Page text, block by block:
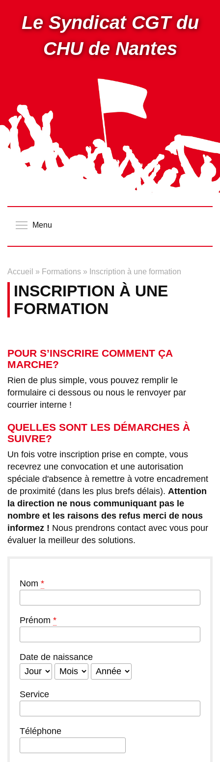
contenuLe Syndicat CGT du
CHU de Nantes
Menu
Accueil » Formations » Inscription à une formation
INSCRIPTION À UNE
FORMATION
POUR S’INSCRIRE COMMENT ÇA
MARCHE?
Rien de plus simple, vous pouvez remplir le
formulaire ci dessous ou nous le renvoyer par
courrier interne !
QUELLES SONT LES DÉMARCHES À
SUIVRE?
Un fois votre inscription prise en compte, vous
recevrez une convocation et une autorisation
spéciale d'absence à remettre à votre encadrement
de proximité (dans les plus brefs délais). Attention
la direction ne nous communiquant pas le
nombre et les raisons des refus merci de nous
informez ! Nous prendrons contact avec vous pour
évaluer la meilleur des solutions.
Nom *
Prénom *
Date de naissance
Jour
Mois Année
Service
Téléphone